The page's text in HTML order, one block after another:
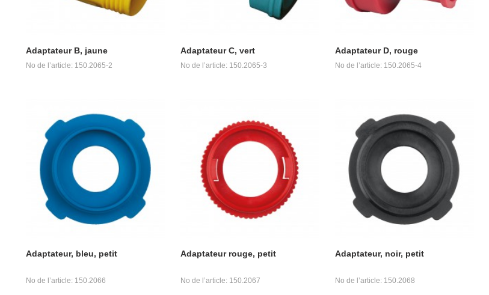
Adaptateur B, jaune
No de l’article: 150.2065-2
Adaptateur C, vert
No de l’article: 150.2065-3
Adaptateur D, rouge
No de l’article: 150.2065-4
Adaptateur, bleu, petit
No de l’article: 150.2066
Adaptateur rouge, petit
No de l’article: 150.2067
Adaptateur, noir, petit
No de l’article: 150.2068